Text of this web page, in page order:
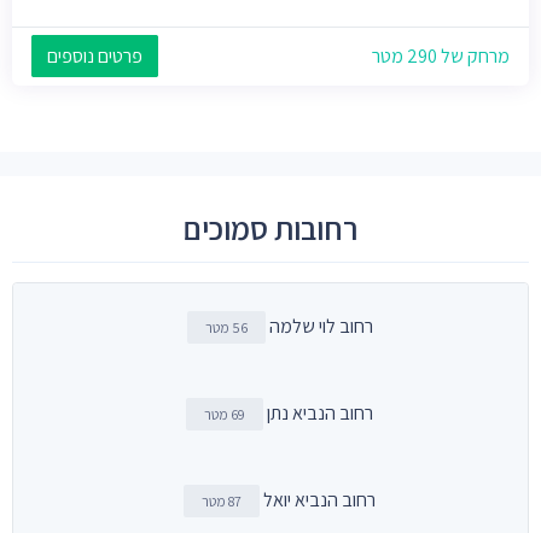
מרחק של 290 מטר פרטים נוספים
רחובות סמוכים
רחוב לוי שלמה 56 מטר
רחוב הנביא נתן 69 מטר
רחוב הנביא יואל 87 מטר